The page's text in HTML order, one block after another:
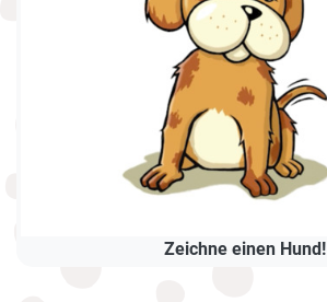
Zeichne einen Hund!